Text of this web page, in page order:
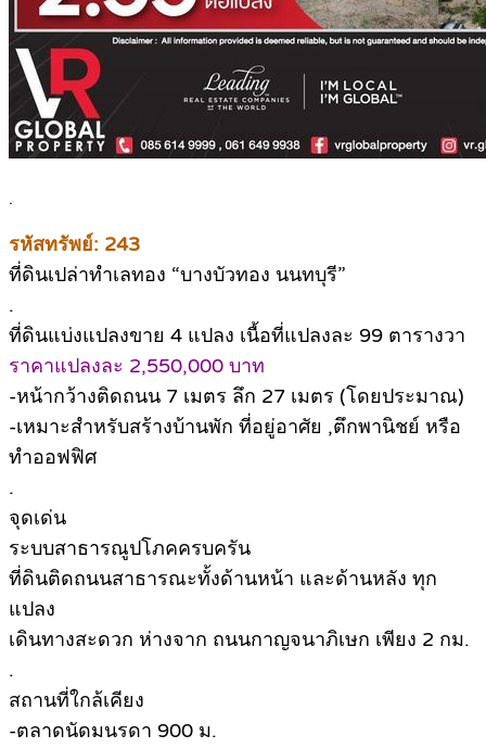
.
รหัสทรัพย์: 243
ที่ดินเปล่าทำเลทอง “บางบัวทอง นนทบุรี”
.
ที่ดินแบ่งแปลงขาย 4 แปลง เนื้อที่แปลงละ 99 ตารางวา
ราคาแปลงละ 2,550,000 บาท
-หน้ากว้างติดถนน 7 เมตร ลึก 27 เมตร (โดยประมาณ)
-เหมาะสำหรับสร้างบ้านพัก ที่อยู่อาศัย ,ตึกพานิชย์ หรือ
ทำออฟฟิศ
.
จุดเด่น
ระบบสาธารณูปโภคครบครัน
ที่ดินติดถนนสาธารณะทั้งด้านหน้า และด้านหลัง ทุก
แปลง
เดินทางสะดวก ห่างจาก ถนนกาญจนาภิเษก เพียง 2 กม.
.
สถานที่ใกล้เคียง
-ตลาดนัดมนรดา 900 ม.